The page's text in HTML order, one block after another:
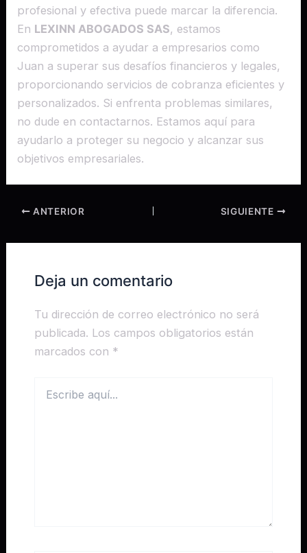
profesional y efectiva puede marcar la diferencia.
En LEXINN ABOGADOS SAS, estamos
comprometidos a ayudar a empresarios como
Juan a superar sus desafíos financieros y legales,
proporcionando servicios de cobranza eficientes y
personalizados. Si enfrenta problemas similares,
no dude en contactarnos. Estamos aquí para
ayudarlo a proteger su negocio y alcanzar sus
objetivos empresariales.
ANTERIOR SIGUIENTE
Deja un comentario
Tu dirección de correo electrónico no será
publicada. Los campos obligatorios están
marcados con *
aquí...